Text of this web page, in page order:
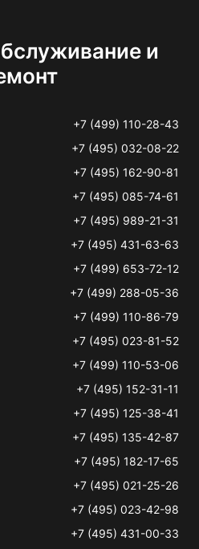
и
+7 (499) 110-28-43
+7 (495) 032-08-22
+7 (495) 162-90-81
+7 (495) 085-74-61
+7 (495) 989-21-31
+7 (495) 431-63-63
+7 (499) 653-72-12
+7 (499) 288-05-36
+7 (499) 110-86-79
+7 (495) 023-81-52
+7 (499) 110-53-06
+7 (495) 152-31-11
+7 (495) 125-38-41
+7 (495) 135-42-87
+7 (495) 182-17-65
+7 (495) 021-25-26
+7 (495) 023-42-98
+7 (495) 431-00-33